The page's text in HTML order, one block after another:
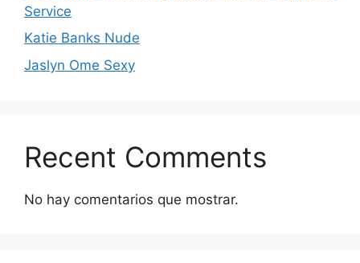
Service
Katie Banks Nude
Jaslyn Ome Sexy
Recent Comments
No hay comentarios que mostrar.